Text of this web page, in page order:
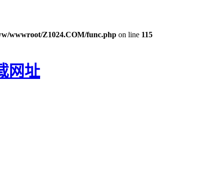
wwwroot/Z1024.COM/func.php on line 115
网址